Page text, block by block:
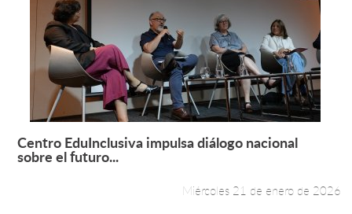
Leer más +
Centro EduInclusiva impulsa diálogo nacional
sobre el futuro...
Miércoles 21 de enero de 2026